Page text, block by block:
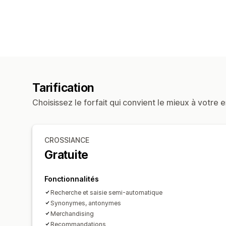
Tarification
Choisissez le forfait qui convient le mieux à votre
CROSSIANCE
Gratuite
Fonctionnalités
Recherche et saisie semi-automatique
Synonymes, antonymes
Merchandising
Recommandations